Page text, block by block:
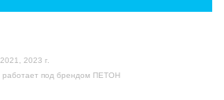
2023 г.
под брендом ПЕТОН